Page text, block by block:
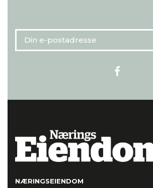
NÆRINGSEIENDOM